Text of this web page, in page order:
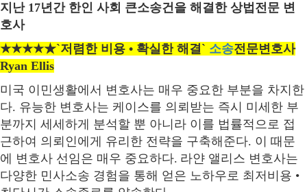
지난17년간 한인 사회 큰소송건을 해결한 상법전문 변
호사
★★★★★`저렴한 비용 • 확실한 해결` 소송전문변호사
Ryan Ellis
미국 이민생활에서 변호사는 매우 중요한 부분을 차지한
다. 유능한 변호사는 케이스를 의뢰받는 즉시 미세한 부
분까지 세세하게 분석할 뿐 아니라 이를 법률적으로 접
근하여 의뢰인에게 유리한 전략을 구축해준다. 이
때문
에
변호사 선임은 매우 중요하다. 라얀 앨리스 변호사는
다양한 민사소송 경험을 통해 얻은 노하우로 최저비용 •